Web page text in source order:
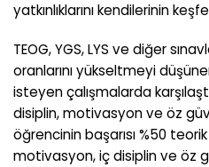
yatkınlıklarını kendilerinin
TEOG, YGS, LYS ve diğer
oranlarını yükseltmeyi
isteyen çalışmalarda
disiplin, motivasyon ve öz
öğrencinin başarısı %50
motivasyon, iç disiplin ve öz